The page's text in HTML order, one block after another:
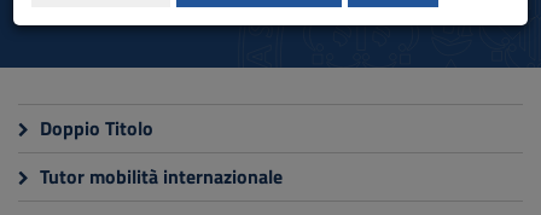
navigazione
sito
al
Footer
Doppio Titolo
Tutor mobilità internazionale